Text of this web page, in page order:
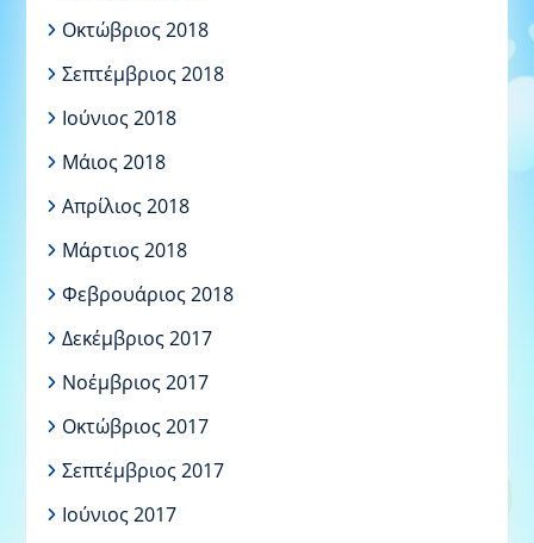
Οκτώβριος 2018
Σεπτέμβριος 2018
Ιούνιος 2018
Μάιος 2018
Απρίλιος 2018
Μάρτιος 2018
Φεβρουάριος 2018
Δεκέμβριος 2017
Νοέμβριος 2017
Οκτώβριος 2017
Σεπτέμβριος 2017
Ιούνιος 2017